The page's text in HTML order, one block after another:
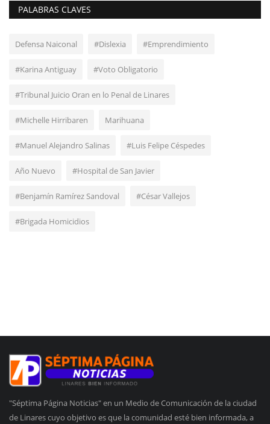
PALABRAS CLAVES
Defensa Naiconal #Dislexia #Emprendimiento
#Karina Antiguay #Voto Obligatorio
#Tribunal Juicio Oran en lo Penal de Linares
#Michelle Hirribaren Marihuana
#Manuel Alejandro Salinas #Luis Felipe Céspedes
Año Nuevo #Hospital de San Javier
#Benjamín Ramírez Sandoval #César Vallejos
#Brigada Homicidios
"Séptima Página Noticias" en un Medio de Comunicación de la ciudad
de Linares cuyo objetivo es que la comunidad esté bien informada, a